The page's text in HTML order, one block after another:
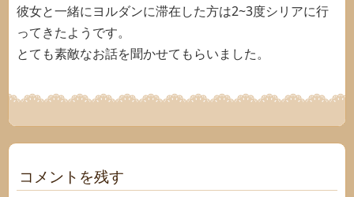
彼女と一緒にヨルダンに滞在した方は2~3度シリアに行
ってきたようです。
とても素敵なお話を聞かせてもらいました。
コメントを残す